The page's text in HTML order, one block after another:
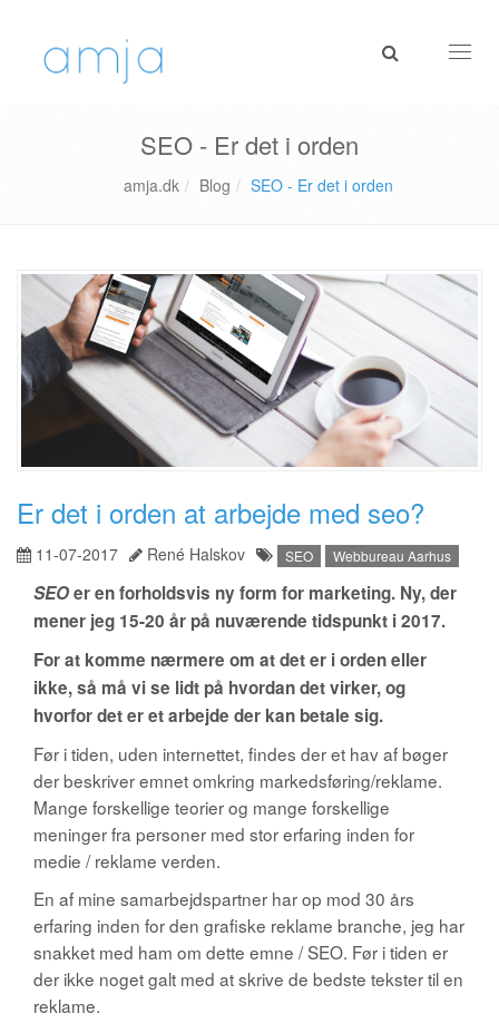
SEO - Er det i orden
amja.dk Blog SEO - Er det i orden
Er det i orden at arbejde med seo?
11-07-2017 René Halskov SEO Webbureau Aarhus
SEOer en forholdsvis ny form for marketing. Ny, der
mener jeg 15-20 år på nuværende tidspunkt i 2017.
For at komme nærmere om at det er i orden eller
ikke, så må vi se lidt på hvordan det virker, og
hvorfor det er et arbejde der kan betale sig.
Før i tiden, uden internettet, findes der et hav af bøger
der beskriver emnet omkring markedsføring/reklame.
Mange forskellige teorier og mange forskellige
meninger fra personer med stor erfaring inden for
medie / reklame verden.
En af mine samarbejdspartner har op mod 30 års
erfaring inden for den grafiske reklame branche, jeg har
snakket med ham om dette emne / SEO. Før i tiden er
der ikke noget galt med at skrive de bedste tekster til en
reklame.